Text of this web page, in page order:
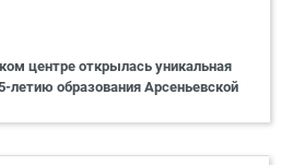
центре открылась уникальная
летию образования Арсеньевской